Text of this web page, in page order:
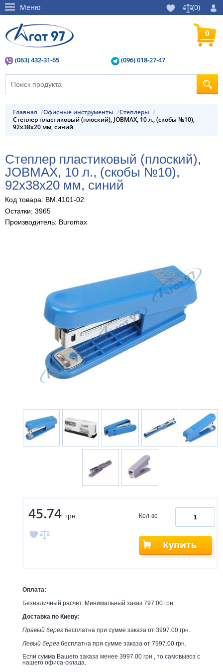
Меню (0)
(063) 432-31-65 (096) 018-27-47
0
Главная Офисные инструменты
Степлеры
Степлер пластиковый (плоский), JOBMAX, 10 л., (скобы №10),
92x38x20 мм, синий
Степлер пластиковый (плоский),
JOBMAX, 10 л., (скобы №10),
92x38x20 мм, синий
Код товара: BM.4101-02
Остатки: 3965
Производитель: Buromax
45.74 грн. Кол-во
Купить
Оплата:
Безналичный расчет. Минимальный заказ 797.00 грн.
Доставка по Киеву:
Правый берег бесплатна при сумме заказа от 3997.00 грн.
Левый берег бесплатна при сумме заказа от 7997.00 грн.
Если сумма Вашего заказа менее 3997.00 грн., то самовывоз с
нашего офиса-склада.